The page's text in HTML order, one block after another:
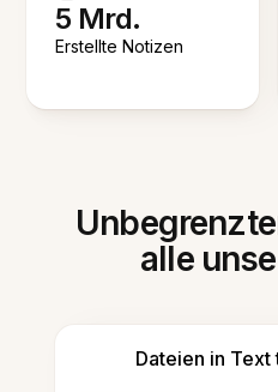
5 Mrd.
Erstellte Notizen
alle
Dateien in